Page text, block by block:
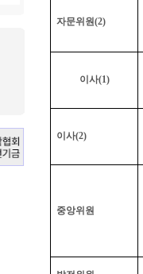
자문위원(2)
이사(1)
이사(2)
중앙위원